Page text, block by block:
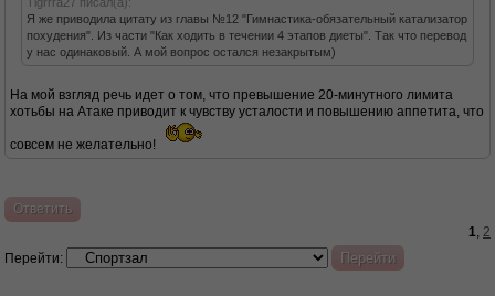
Я же приводила цитату из главы №12 "Гимнастика-обязательный катализатор
похудения". Из части "Как ходить в течении 4 этапов диеты". Так что перевод
у нас одинаковый. А мой вопрос остался незакрытым)
На мой взгляд речь идет о том, что превышение 20-минутного лимита
хотьбы на Атаке приводит к чувству усталости и повышению аппетита, что
совсем не желательно!
Ответить
1, 2
Перейти: